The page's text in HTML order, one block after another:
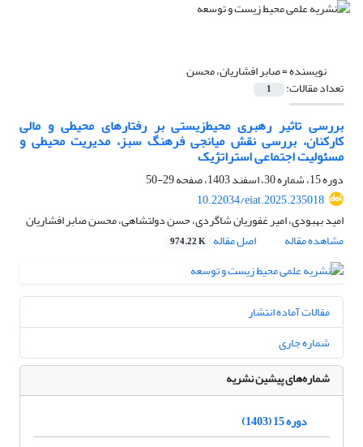
نویسنده =صابر افشاریان، محسن
تعداد مقالات: 1
بررسی تاثیر رهبری محیط‌زیستی بر رفتارهای ‌محیطی و مالی
کارکنان، بررسی نقش میانجی فرهنگ سبز، مدیریت محیطی و
مسئولیت اجتماعی استراتژیک
دوره 15، شماره 30، اسفند 1403، صفحه
29-50
10.22034/eiat.2025.235018
امید بهبودی، امیر غفوریان شاگردی، حسن دولتشاهی، محسن صابر افشاریان
مشاهده مقاله
اصل مقاله 974.22 K
مقالات آماده انتشار
شماره جاری
شماره‌های پیشین نشریه
دوره 15 (1403)